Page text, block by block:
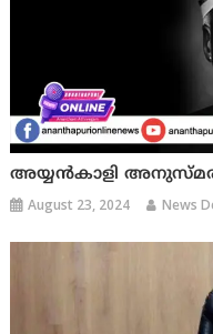
അയ്യൻകാളി
August 23, 2024 News